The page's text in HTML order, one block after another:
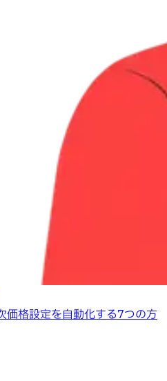
価格設定を自動化する7つの方